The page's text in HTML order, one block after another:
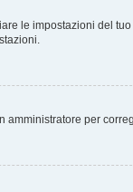
le impostazioni del
amministratore per